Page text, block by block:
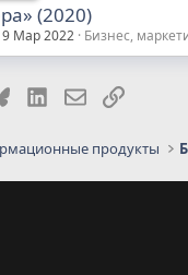
(2020)
9 Мар 2022 Бизнес,
BlueskyLinkedInЭлектронная
Ссылка
продукты